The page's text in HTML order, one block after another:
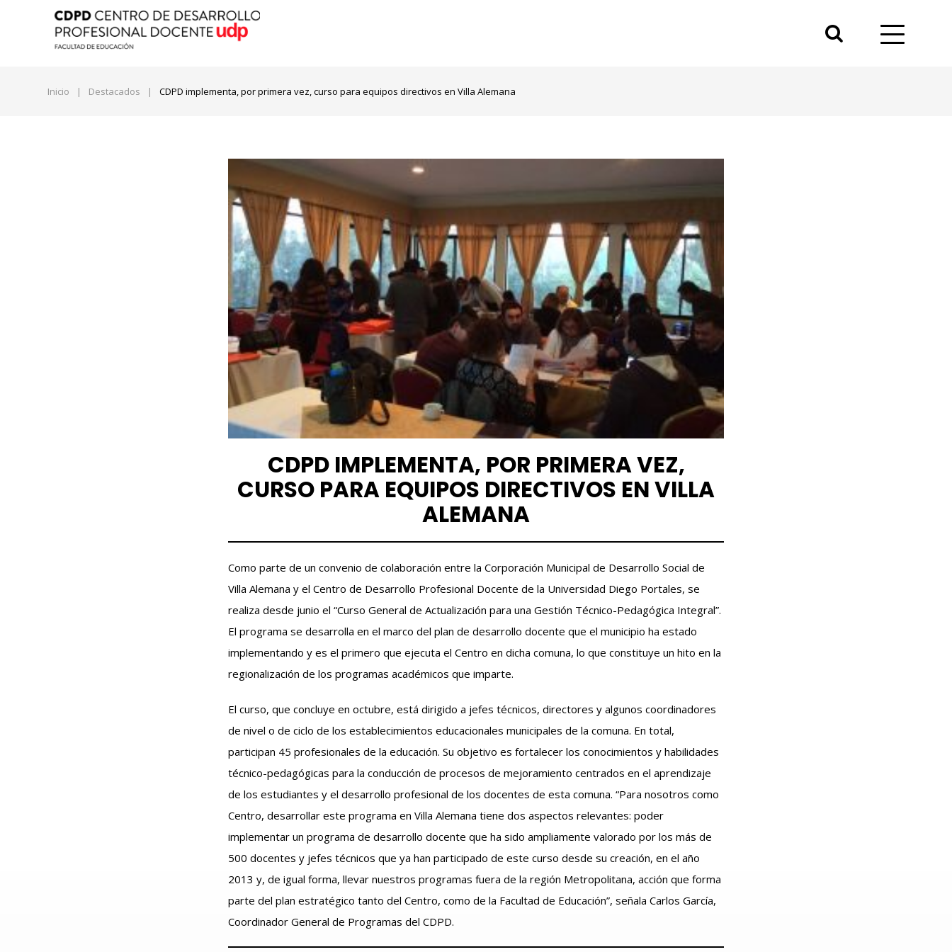
Inicio | Destacados | CDPD implementa, por primera vez, curso para equipos directivos en Villa Alemana
CDPD IMPLEMENTA, POR PRIMERA VEZ,
CURSO PARA EQUIPOS DIRECTIVOS EN VILLA
ALEMANA
Como parte de un convenio de colaboración entre la Corporación Municipal de Desarrollo Social de
Villa Alemana y el Centro de Desarrollo Profesional Docente de la Universidad Diego Portales, se
realiza desde junio el “Curso General de Actualización para una Gestión Técnico-Pedagógica Integral”.
El programa se desarrolla en el marco del plan de desarrollo docente que el municipio ha estado
implementando y es el primero que ejecuta el Centro en dicha comuna, lo que constituye un hito en la
regionalización de los programas académicos que imparte.
El curso, que concluye en octubre, está dirigido a jefes técnicos, directores y algunos coordinadores
de nivel o de ciclo de los establecimientos educacionales municipales de la comuna. En total,
participan 45 profesionales de la educación. Su objetivo es fortalecer los conocimientos y habilidades
técnico-pedagógicas para la conducción de procesos de mejoramiento centrados en el aprendizaje
de los estudiantes y el desarrollo profesional de los docentes de esta comuna. “Para nosotros como
Centro, desarrollar este programa en Villa Alemana tiene dos aspectos relevantes: poder
implementar un programa de desarrollo docente que ha sido ampliamente valorado por los más de
500 docentes y jefes técnicos que ya han participado de este curso desde su creación, en el año
2013 y, de igual forma, llevar nuestros programas fuera de la región Metropolitana, acción que forma
parte del plan estratégico tanto del Centro, como de la Facultad de Educación”, señala Carlos García,
Coordinador General de Programas del CDPD.